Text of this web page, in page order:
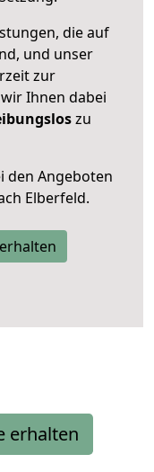
die auf
und unser
zur
Ihnen dabei
zu
den Angeboten
Elberfeld.
erhalten